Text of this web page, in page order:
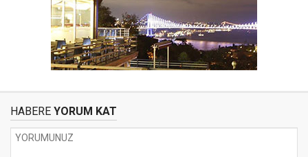
HABERE YORUM KAT